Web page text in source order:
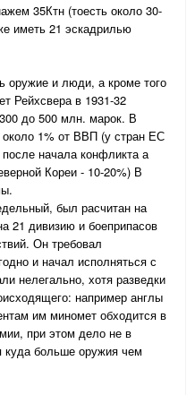
35Ктн (тоесть около 30-
иметь 21 эскадрилью
оружие и люди, а кроме того
Рейхсвера в 1931-32
до 500 млн. марок. В
около 1% от ВВП (у стран ЕС
начала конфликта а
Кореи - 10-20%) В
был расчитан на
21 дивизию и боеприпасов
Он требовал
и начал исполняться с
нелегально, хотя разведки
например англы
им миномет обходится в
при этом дело не в
куда больше оружия чем